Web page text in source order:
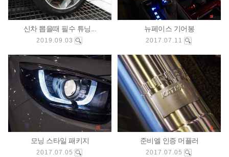
신차 뽑을때 필수 튜닝...
2019.09.03
뉴페이스 기어봉
2017.07.11
모닝 스타일 패키지
2017.07.05
준비엘 인증 머플러
2017.07.05